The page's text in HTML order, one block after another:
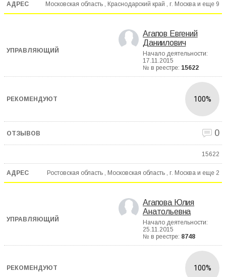
Московская область , Краснодарский край , г. Москва и еще 9
Агапов Евгений
Даниилович
Начало деятельности:
17.11.2015
№ в реестре: 15622
100%
0
15622
Ростовская область , Московская область , г. Москва и еще 2
Агапова Юлия
Анатольевна
Начало деятельности:
25.11.2015
№ в реестре: 8748
100%